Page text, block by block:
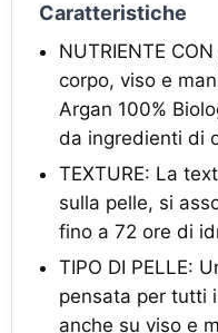
Caratteristiche
NUTRIENTE
corpo, viso e
Argan 100%
da ingredienti di
TEXTURE: La
sulla pelle, si
fino a 72 ore di
TIPO DI PELLE:
pensata per tutti
anche su viso e